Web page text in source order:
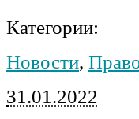
Категории:
Новости,
31.01.2022